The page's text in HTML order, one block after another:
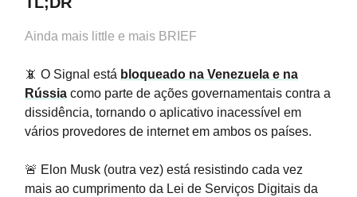
Ainda mais little e mais BRIEF
📵 O Signal está bloqueado na Venezuela e na
Rússia como parte de ações governamentais contra a
dissidência, tornando o aplicativo inacessível em
vários provedores de internet em ambos os países.
🚨 Elon Musk (outra vez) está resistindo cada vez
mais ao cumprimento da Lei de Serviços Digitais da